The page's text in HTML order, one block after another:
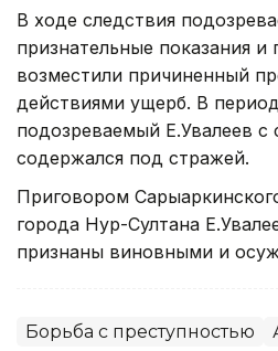
В ходе следствия
признательные показания и
возместили причиненный
действиями ущерб. В
подозреваемый Е.Увалеев с
содержался под стражей.
Приговором
города Нур-Султана
признаны виновными и
Борьба с преступностью